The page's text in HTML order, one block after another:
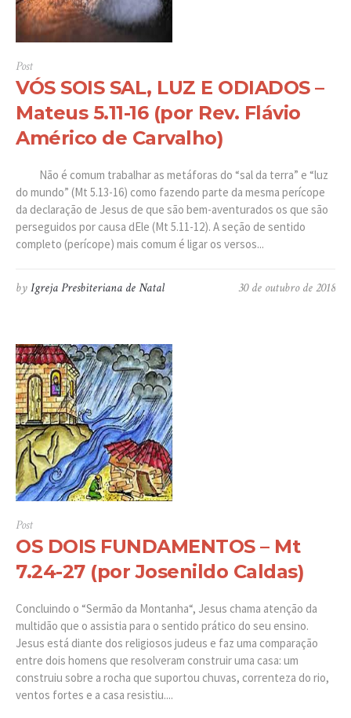
Post
VÓS SOIS SAL, LUZ E ODIADOS –
Mateus 5.11-16 (por Rev. Flávio
Américo de Carvalho)
Não é comum trabalhar as metáforas do “sal da terra” e “luz
do mundo” (Mt 5.13-16) como fazendo parte da mesma perícope
da declaração de Jesus de que são bem-aventurados os que são
perseguidos por causa dEle (Mt 5.11-12). A seção de sentido
completo (perícope) mais comum é ligar os versos...
30 de outubro de 2018
byIgreja Presbiteriana de Natal
Post
OS DOIS FUNDAMENTOS – Mt
7.24-27 (por Josenildo Caldas)
Concluindo o “Sermão da Montanha“, Jesus chama atenção da
multidão que o assistia para o sentido prático do seu ensino.
Jesus está diante dos religiosos judeus e faz uma comparação
entre dois homens que resolveram construir uma casa: um
construiu sobre a rocha que suportou chuvas, correnteza do rio,
ventos fortes e a casa resistiu....